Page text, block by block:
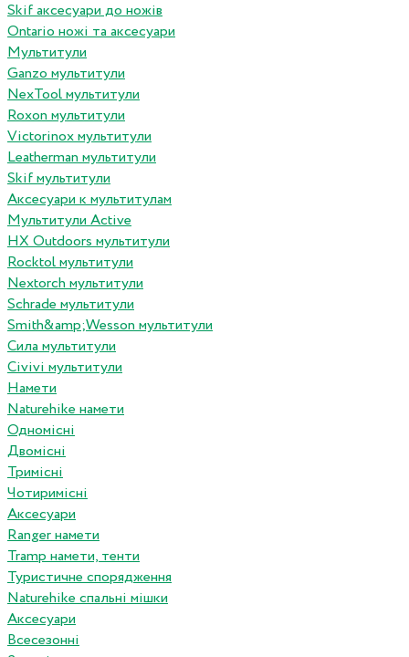
Skif аксесуари до ножів
Ontario ножі та аксесуари
Мультитули
Ganzo мультитули
NexTool мультитули
Roxon мультитули
Victorinox мультитули
Leatherman мультитули
Skif мультитули
Аксесуари к мультитулам
Мультитули Active
HX Outdoors мультитули
Rocktol мультитули
Nextorch мультитули
Schrade мультитули
Smith&amp;Wesson мультитули
Сила мультитули
Civivi мультитули
Намети
Naturehike намети
Одномісні
Двомісні
Тримісні
Чотиримісні
Аксесуари
Ranger намети
Tramp намети, тенти
Туристичне спорядження
Naturehike спальні мішки
Аксесуари
Всесезонні